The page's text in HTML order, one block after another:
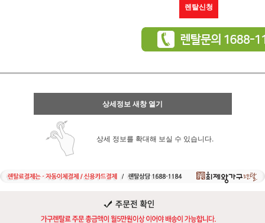
렌탈신청
상세정보 새창 열기
상세 정보를 확대해 보실 수 있습니다.